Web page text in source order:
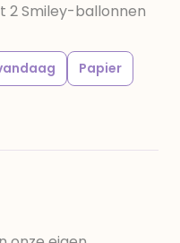
2 Smiley-ballonnen
Papier